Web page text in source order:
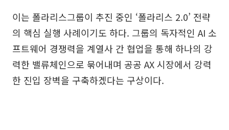
이는 폴라리스그룹이 추진 중인 ‘폴라리스 2.0’ 전략
의 핵심 실행 사례이기도 하다. 그룹의 독자적인 AI 소
프트웨어 경쟁력을 계열사 간 협업을 통해 하나의 강
력한 밸류체인으로 묶어내며 공공 AX 시장에서 강력
한 진입 장벽을 구축하겠다는 구상이다.